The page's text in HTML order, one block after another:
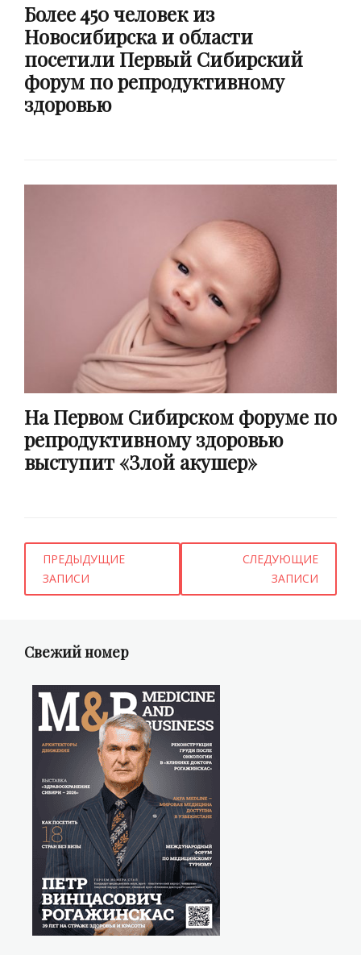
Более 450 человек из
Новосибирска и области
посетили Первый Сибирский
форум по репродуктивному
здоровью
На Первом Сибирском форуме по
репродуктивному здоровью
выступит «Злой акушер»
Навигация
по
записям
ПРЕДЫДУЩИЕ
ЗАПИСИ
СЛЕДУЮЩИЕ
ЗАПИСИ
Свежий номер